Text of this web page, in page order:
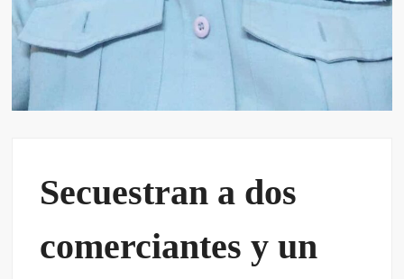
Secuestran a dos
comerciantes y un